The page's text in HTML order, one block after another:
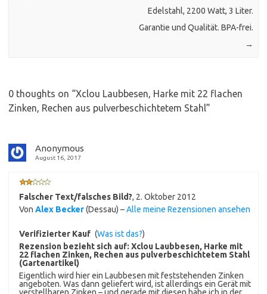
Edelstahl, 2200 Watt, 3 Liter.
Garantie und Qualität. BPA-frei.
→
0 thoughts on “Xclou Laubbesen, Harke mit 22 flachen
Zinken, Rechen aus pulverbeschichtetem Stahl”
Anonymous
August 16, 2017
Falscher Text/falsches Bild?, 2. Oktober 2012
Von Alex Becker(Dessau) –Alle meine Rezensionen ansehen
Verifizierter Kauf (Was ist das?)
Rezension bezieht sich auf: Xclou Laubbesen, Harke mit
22 flachen Zinken, Rechen aus pulverbeschichtetem Stahl
(Gartenartikel)
Eigentlich wird hier ein Laubbesen mit feststehenden Zinken
angeboten. Was dann geliefert wird, ist allerdings ein Gerät mit